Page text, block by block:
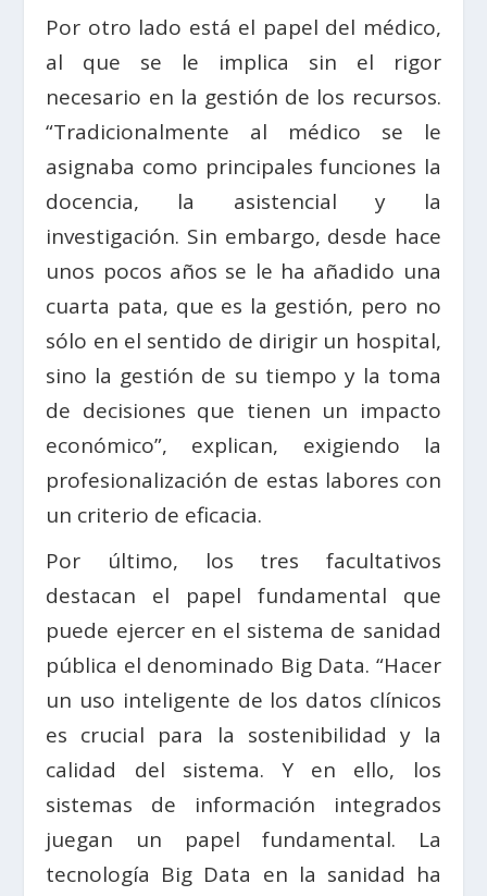
Por otro lado está el papel del médico,
al que se le implica sin el rigor
necesario en la gestión de los recursos.
“Tradicionalmente al médico se le
asignaba como principales funciones la
docencia, la asistencial y la
investigación. Sin embargo, desde hace
unos pocos años se le ha añadido una
cuarta pata, que es la gestión, pero no
sólo en el sentido de dirigir un hospital,
sino la gestión de su tiempo y la toma
de decisiones que tienen un impacto
económico”, explican, exigiendo la
profesionalización de estas labores con
un criterio de eficacia.
Por último, los tres facultativos
destacan el papel fundamental que
puede ejercer en el sistema de sanidad
pública el denominado Big Data. “Hacer
un uso inteligente de los datos clínicos
es crucial para la sostenibilidad y la
calidad del sistema. Y en ello, los
sistemas de información integrados
juegan un papel fundamental. La
tecnología Big Data en la sanidad ha